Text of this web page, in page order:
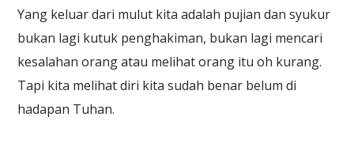
Yang keluar dari mulut kita adalah pujian dan syukur
bukan lagi kutuk penghakiman, bukan lagi mencari
kesalahan orang atau melihat orang itu oh kurang.
Tapi kita melihat diri kita sudah benar belum di
hadapan Tuhan.